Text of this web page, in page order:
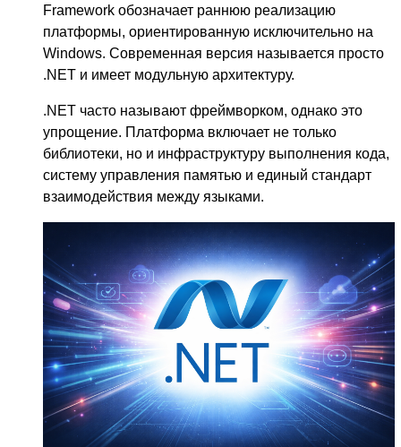
Framework обозначает раннюю реализацию
платформы, ориентированную исключительно на
Windows. Современная версия называется просто
.NET и имеет модульную архитектуру.
.NET часто называют фреймворком, однако это
упрощение. Платформа включает не только
библиотеки, но и инфраструктуру выполнения кода,
систему управления памятью и единый стандарт
взаимодействия между языками.